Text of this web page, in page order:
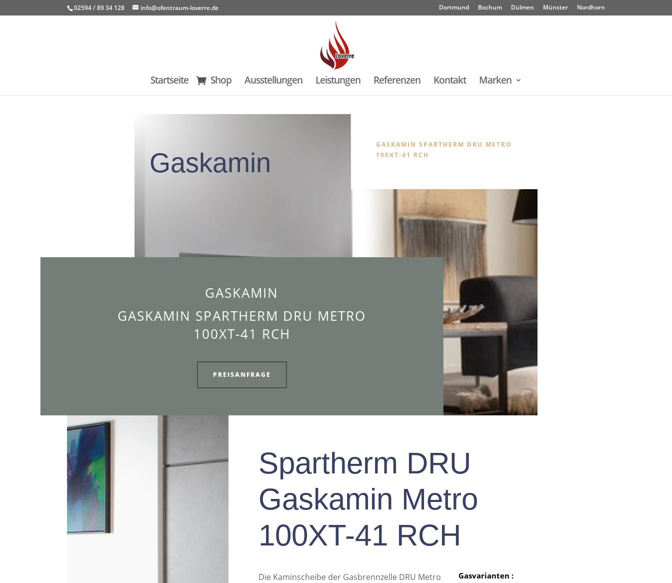
02594 / 89 34 128 info@ofentraum-loverre.de Dortmund Bochum Dülmen Münster Nordhorn
Startseite Shop Ausstellungen Leistungen Referenzen Kontakt Marken
Gaskamin
GASKAMIN SPARTHERM DRU METRO
100XT-41 RCH
GASKAMIN
GASKAMIN SPARTHERM DRU METRO
100XT-41 RCH
PREISANFRAGE
Spartherm DRU
Gaskamin Metro
100XT-41 RCH
Die Kaminscheibe der Gasbrennzelle DRU Metro
Gasvarianten :